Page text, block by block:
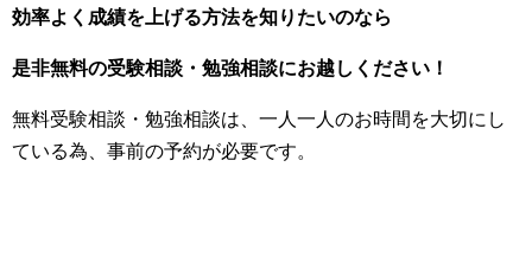
効率よく成績を上げる方法を知りたいのなら
是非無料の受験相談・勉強相談にお越しください！
無料受験相談・勉強相談は、一人一人のお時間を大切にし
ている為、事前の予約が必要です。